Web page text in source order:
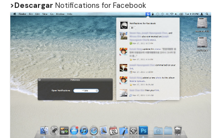
>Descargar Notifications for Facebook